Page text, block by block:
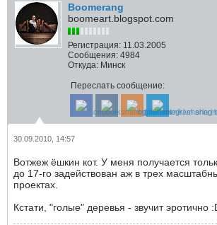
Boomerang
boomeart.blogspot.com
Регистрация: 11.03.2005
Сообщения: 4984
Откуда: Минск
Переслать сообщение:
30.09.2010, 14:57
Вотжеж ёшкин кот. У меня получается
до 17-го задействован аж в трех
проектах.
Кстати, "голые" деревья - звучит эротично